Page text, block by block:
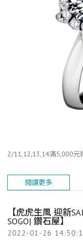
2/11,12,13,14滿5,000元
閱讀更多
【虎虎生風 迎新
SOGO| 鑽石屋】
2022-01-26